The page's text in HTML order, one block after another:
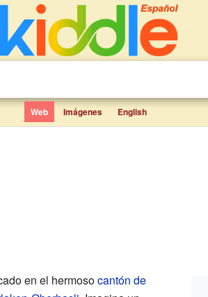
Web Imágenes English
en el hermosocantón de